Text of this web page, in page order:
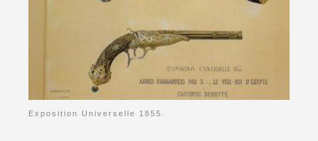
Exposition Universelle 1855.